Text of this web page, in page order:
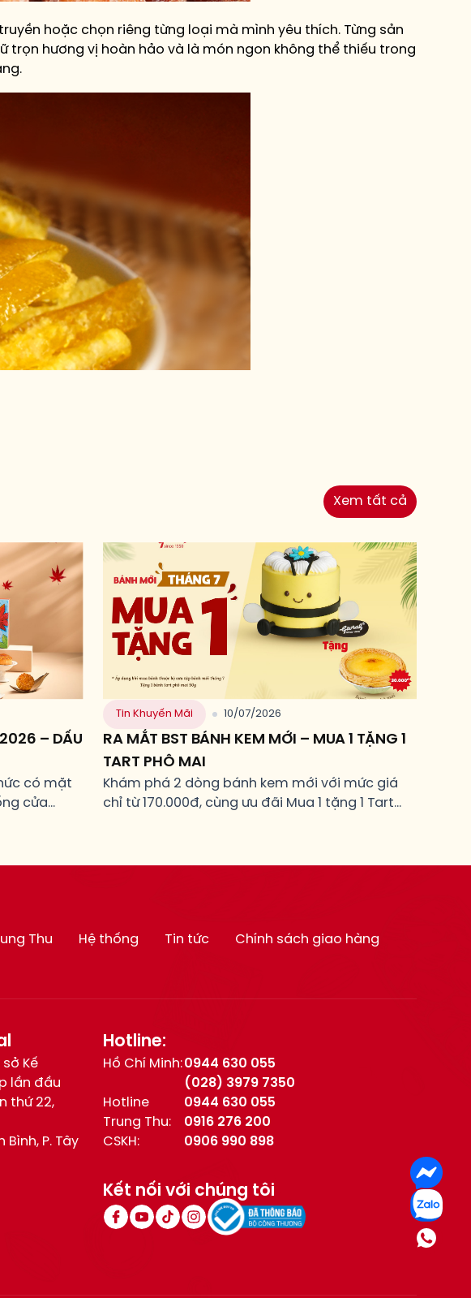
hoặc chọn riêng từng loại mà mình yêu thích. Từng sản
trọn hương vị hoàn hảo và là món ngon không thể thiếu trong
Xem tất cả
2026 – DẤU
có mặt
cửa
Tin Khuyến Mãi 10/07/2026
RA MẮT BST BÁNH KEM MỚI – MUA 1 TẶNG 1
TART PHÔ MAI
Khám phá 2 dòng bánh kem mới với mức giá
chỉ từ 170.000đ, cùng ưu đãi Mua 1 tặng 1 Tart
Thu Hệ thống Tin tức
Chính sách giao hàng
sở Kế
lần đầu
thứ 22,
Bình, P. Tây
Hotline:
Hồ Chí Minh:0944 630 055
(028) 3979 7350
Hotline
Trung Thu:
0944 630 055
0916 276 200
CSKH:
0906 990 898
Kết nối với chúng tôi